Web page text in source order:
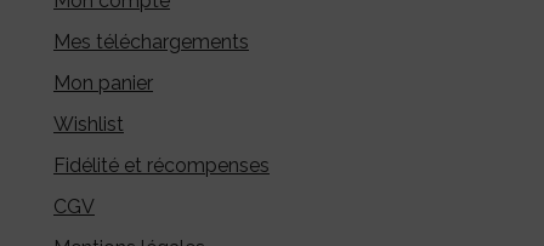
Mes téléchargements
Mon panier
Wishlist
Fidélité et récompenses
CGV